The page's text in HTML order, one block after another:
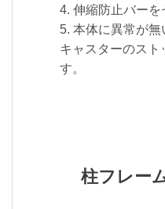
4. 伸縮防止バーを
5. 本体に異常が
キャスターのスト
す。
柱フレー